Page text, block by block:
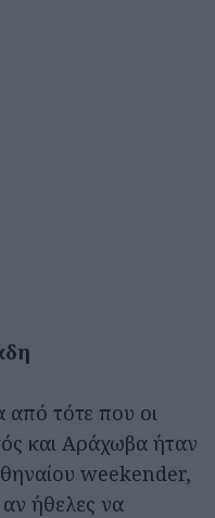
τότε που οι
και Αράχωβα ήταν
weekender,
ήθελες να